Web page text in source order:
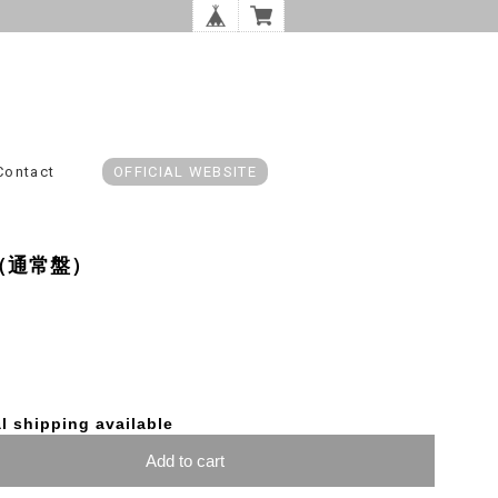
OFFICIAL WEBSITE
常盤）
shipping available
Add to cart